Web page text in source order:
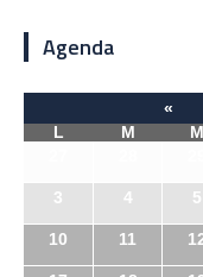
Agenda
«
L
M M
3 4 5
10 11